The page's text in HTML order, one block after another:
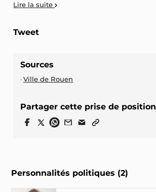
Personnalités politiques (2)
Lire la suite
Tweet
Sources
Ville de Rouen
Partager cette prise de position